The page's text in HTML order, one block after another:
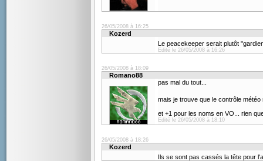
26/05/2008 à 16:25
Kozerd
Le peacekeeper serait plutôt
Edité le 26/05/2008 à 16:26
26/05/2008 à 18:09
Romano88
pas mal du tout...
mais je trouve que le contrôle
et +1 pour les noms en VO... rien
Edité le 26/05/2008 à 18:10
26/05/2008 à 18:26
Kozerd
Ils se sont pas cassés la tête pour